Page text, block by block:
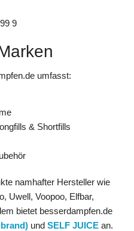
9
umfasst:
& Shortfills
namhafter Hersteller wie
Uwell, Voopoo, Elfbar,
bietet besserdampfen.de
und SELF JUICEan.